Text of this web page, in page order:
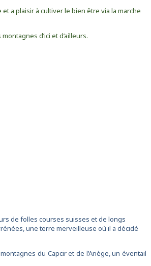
a plaisir à cultiver le bien être via la marche
d’ici et d’ailleurs.
de folles courses suisses et de longs
une terre merveilleuse où il a décidé
du Capcir et de l’Ariège, un éventail